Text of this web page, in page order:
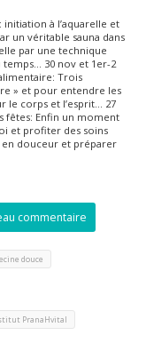
à l’aquarelle et
un véritable sauna dans
par une technique
temps… 30 nov et 1er-2
Trois
» et pour entendre les
le corps et l’esprit… 27
fêtes: Enfin un moment
et profiter des soins
en douceur et préparer
commentaire
douce
PranaHvital